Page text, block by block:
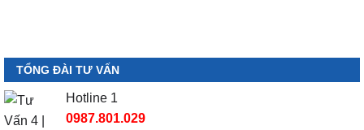
TỔNG ĐÀI TƯ VẤN
Hotline 1
0987.801.029